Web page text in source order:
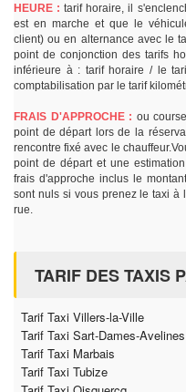
HEURE : tarif horaire, il
est en marche et que le
client) ou en alternance avec le
point de conjonction des tarifs
inférieure à : tarif horaire / le
comptabilisation par le tarif
FRAIS D'APPROCHE : ou
point de départ lors de la
rencontre fixé avec le
point de départ et une
frais d'approche inclus le
sont nuls si vous prenez le taxi à
rue.
TARIF DES TAXIS
Tarif Taxi Villers-la-Ville
Tarif Taxi Sart-Dames-Avelines
Tarif Taxi Marbais
Tarif Taxi Tubize